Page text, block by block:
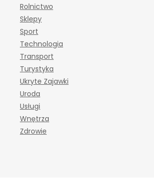
Rolnictwo
Sklepy
Sport
Technologia
Transport
Turystyka
Ukryte Zajawki
Uroda
Usługi
Wnętrza
Zdrowie